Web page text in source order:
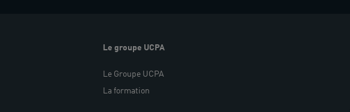
Le groupe UCPA
Le Groupe UCPA
La formation